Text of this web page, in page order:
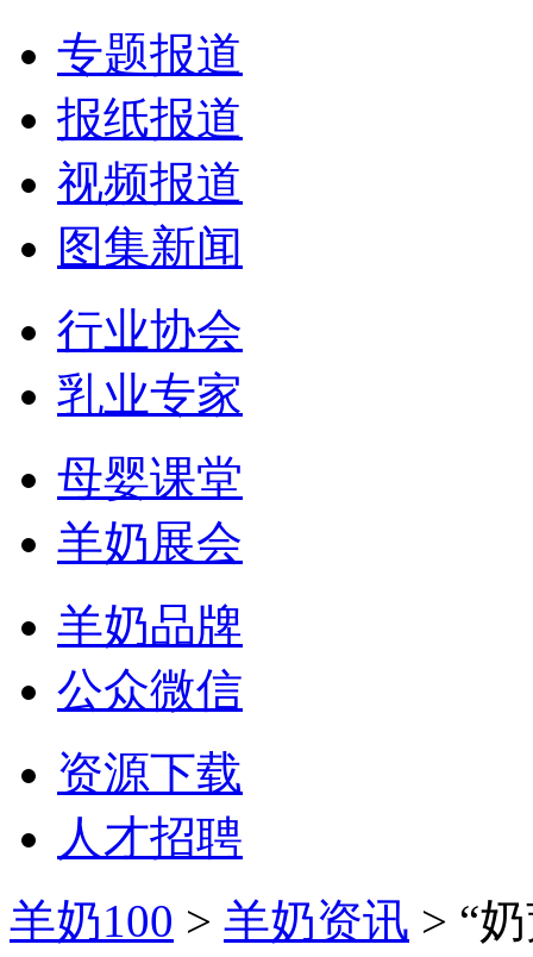
专题报道
报纸报道
视频报道
图集新闻
行业协会
乳业专家
母婴课堂
羊奶展会
羊奶品牌
公众微信
资源下载
人才招聘
羊奶100 > 羊奶资讯 > “